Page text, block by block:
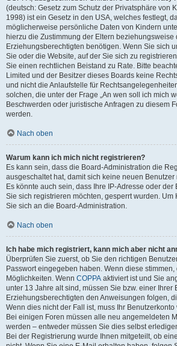
(deutsch: Gesetz zum Schutz der Privatsphäre von
1998) ist ein Gesetz in den USA, welches festlegt,
möglicherweise persönliche Daten von Kindern
hierzu die Zustimmung der Eltern beziehungsweise
Erziehungsberechtigten benötigen. Wenn Sie sich
Sie oder die Website, auf der Sie sich zu
Sie einen rechtlichen Beistand zu Rate. Bitte
Limited und der Besitzer dieses Boards keine
und nicht die Anlaufstelle für
solchen, die unter der Frage „An wen soll ich mich
Beschwerden oder juristische Anfragen zu diesem
werden.
Nach oben
Warum kann ich mich nicht registrieren?
Es kann sein, dass die Board-Administration die
ausgeschaltet hat, damit sich keine neuen
Es könnte auch sein, dass Ihre IP-Adresse oder der
Sie sich registrieren möchten, gesperrt wurden. Um
Sie sich an die Board-Administration.
Nach oben
Ich habe mich registriert, kann mich aber nicht
Überprüfen Sie zuerst, ob Sie den richtigen
Passwort eingegeben haben. Wenn diese stimmen,
Möglichkeiten. Wenn COPPA aktiviert ist und Sie
unter 13 Jahre alt sind, müssen Sie bzw. einer Ihrer
Erziehungsberechtigten den Anweisungen folgen,
Wenn dies nicht der Fall ist, muss Ihr
Bei einigen Foren müssen alle neu angemeldeten
werden – entweder müssen Sie dies selbst
Bei der Registrierung wurde Ihnen mitgeteilt, ob